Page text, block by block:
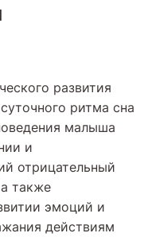
развития
ритма сна
малыша
и
отрицательный
также
эмоций и
действиям